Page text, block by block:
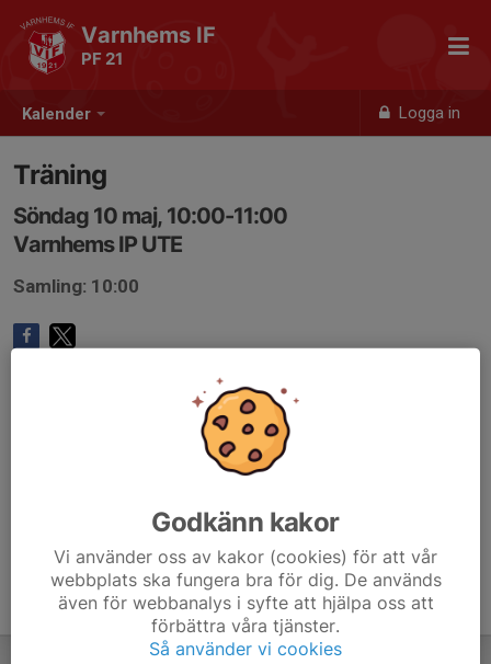
Kalender Logga in
Varnhems IF
PF 21
Träning
Söndag 10 maj, 10:00-11:00
Varnhems IP UTE
Samling: 10:00
Godkänn kakor
Vi använder oss av kakor (cookies) för att vår
webbplats ska fungera bra för dig. De används
även för webbanalys i syfte att hjälpa oss att
förbättra våra tjänster.
Så använder vi cookies